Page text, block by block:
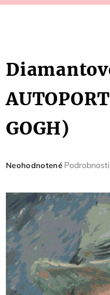
GOGH)
Priemerné
je
0,0
z
5
hviezdičiek.
Neohodnotené